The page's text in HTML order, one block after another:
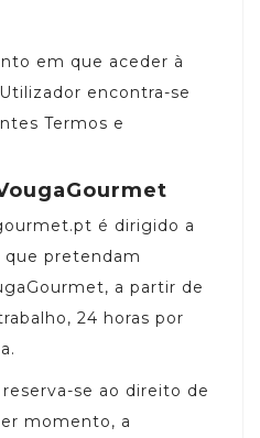
em que aceder à
encontra-se
Termos e
é dirigido a
pretendam
a partir de
24 horas por
se ao direito de
momento, a